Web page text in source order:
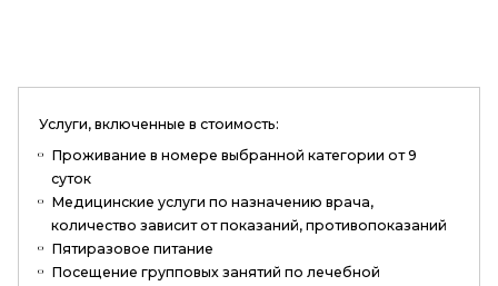
Услуги, включенные в стоимость:
Проживание в номере выбранной категории от 9
суток
Медицинские услуги по назначению врача,
количество зависит от показаний, противопоказаний
Пятиразовое питание
Посещение групповых занятий по лечебной